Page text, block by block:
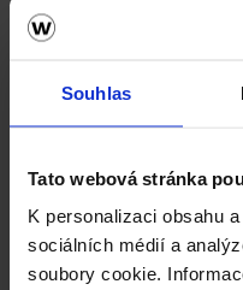
Souhlas
Tato webová stránka
K personalizaci obsahu
sociálních médií a
soubory cookie.
CAD Detaily